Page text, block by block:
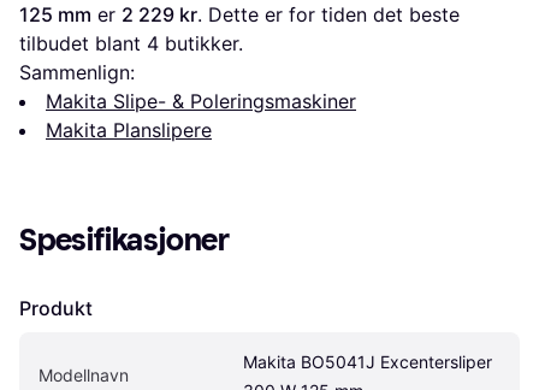
125 mm er 2 229 kr. Dette er for tiden det beste
tilbudet blant 4 butikker.
Sammenlign:
Makita Slipe- & Poleringsmaskiner
Makita Planslipere
Spesifikasjoner
Produkt
Modellnavn
Makita BO5041J Excentersliper